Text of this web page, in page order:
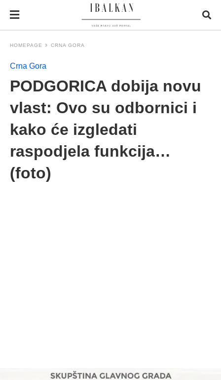
HOMEPAGE CRNA GORA
Crna Gora
PODGORICA dobija novu
vlast: Ovo su odbornici i
kako će izgledati
raspodjela funkcija…
(foto)